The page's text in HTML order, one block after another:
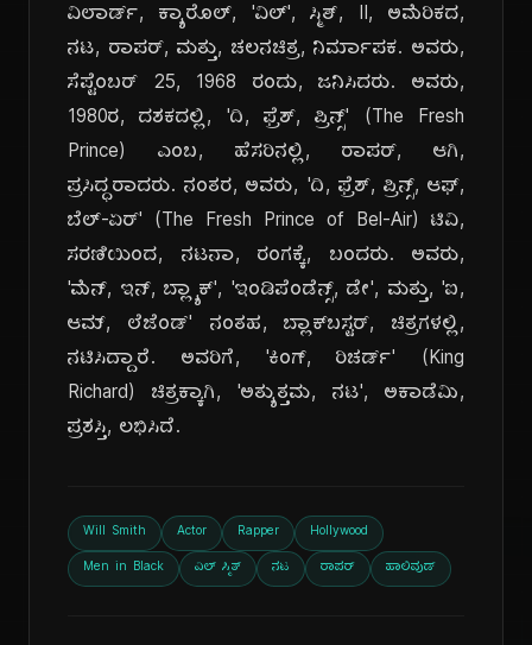
ವಿಲಾರ್ಡ್, ಕ್ಯಾರೊಲ್, 'ವಿಲ್', ಸ್ಮಿತ್, II, ಅಮೆರಿಕದ,
ನಟ, ರಾಪರ್, ಮತ್ತು, ಚಲನಚಿತ್ರ, ನಿರ್ಮಾಪಕ. ಅವರು,
ಸೆಪ್ಟೆಂಬರ್ 25, 1968 ರಂದು, ಜನಿಸಿದರು. ಅವರು,
1980ರ, ದಶಕದಲ್ಲಿ, 'ದಿ, ಫ್ರೆಶ್, ಪ್ರಿನ್ಸ್' (The Fresh
Prince) ಎಂಬ, ಹೆಸರಿನಲ್ಲಿ, ರಾಪರ್, ಆಗಿ,
ಪ್ರಸಿದ್ಧರಾದರು. ನಂತರ, ಅವರು, 'ದಿ, ಫ್ರೆಶ್, ಪ್ರಿನ್ಸ್, ಆಫ್,
ಬೆಲ್-ಏರ್' (The Fresh Prince of Bel-Air) ಟಿವಿ,
ಸರಣಿಯಿಂದ, ನಟನಾ, ರಂಗಕ್ಕೆ, ಬಂದರು. ಅವರು,
'ಮೆನ್, ಇನ್, ಬ್ಲ್ಯಾಕ್', 'ಇಂಡಿಪೆಂಡೆನ್ಸ್, ಡೇ', ಮತ್ತು, 'ಐ,
ಆಮ್, ಲೆಜೆಂಡ್' ನಂತಹ, ಬ್ಲಾಕ್‌ಬಸ್ಟರ್, ಚಿತ್ರಗಳಲ್ಲಿ,
ನಟಿಸಿದ್ದಾರೆ. ಅವರಿಗೆ, 'ಕಿಂಗ್, ರಿಚರ್ಡ್' (King
Richard) ಚಿತ್ರಕ್ಕಾಗಿ, 'ಅತ್ಯುತ್ತಮ, ನಟ', ಅಕಾಡೆಮಿ,
ಪ್ರಶಸ್ತಿ, ಲಭಿಸಿದೆ.
Will Smith Actor Rapper Hollywood
Men in Black ವಿಲ್ ಸ್ಮಿತ್ ನಟ ರಾಪರ್ ಹಾಲಿವುಡ್